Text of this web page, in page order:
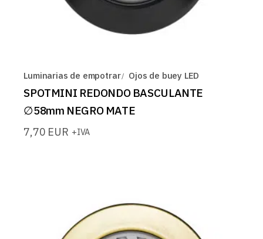
Luminarias de empotrar Ojos de buey LED
SPOTMINI REDONDO BASCULANTE
∅58mm NEGRO MATE
7,70 EUR +IVA